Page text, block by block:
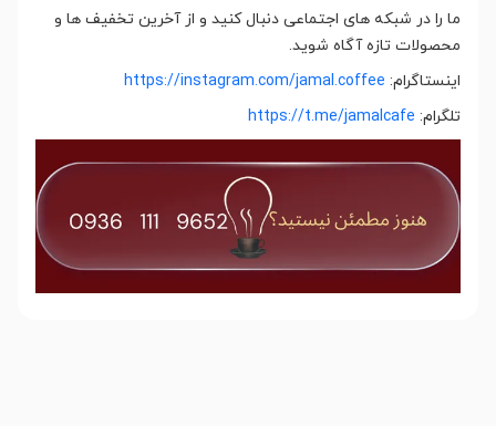
ما را در شبکه های اجتماعی دنبال کنید و از آخرین تخفیف ها و
محصولات تازه آگاه شوید.
اینستاگرام: https://instagram.com/jamal.coffee
تلگرام: https://t.me/jamalcafe